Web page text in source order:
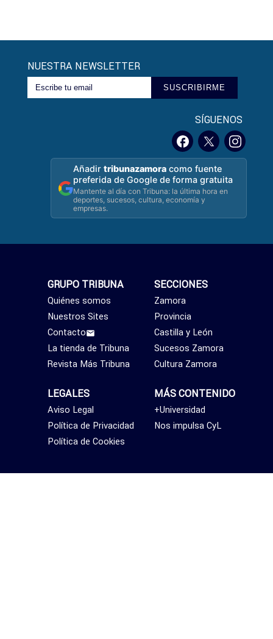
NUESTRA NEWSLETTER
SUSCRIBIRME
SÍGUENOS
Añadirtribunazamora como fuente
preferida de Google de forma gratuita
Mantente al día con Tribuna: la última hora en
deportes, sucesos, cultura, economía y
empresas.
SECCIONES
Zamora
Provincia
Castilla y León
Sucesos Zamora
Cultura Zamora
MÁS CONTENIDO
+Universidad
Nos impulsa CyL
GRUPO TRIBUNA
Quiénes somos
Nuestros Sites
Contacto
La tienda de Tribuna
Revista Más Tribuna
LEGALES
Aviso Legal
Política de Privacidad
Política de Cookies